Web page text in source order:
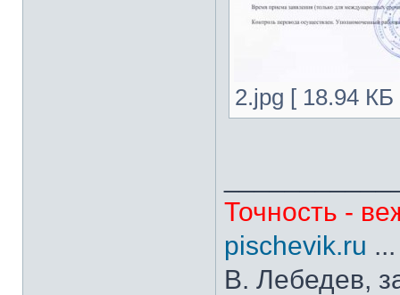
2.jpg [ 18.94
Точность -
pischevik.ru
В. Лебедев,